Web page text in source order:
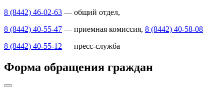
8 (8442) 46-02-63 — общий отдел,
8 (8442) 40-55-47 — приемная комиссия, 8 (8442) 40-58-08
8 (8442) 40-55-12 — пресс-служба
Форма обращения граждан